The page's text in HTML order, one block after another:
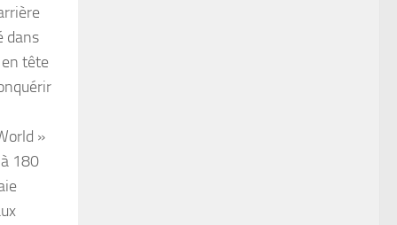
dans
en tête
»
180